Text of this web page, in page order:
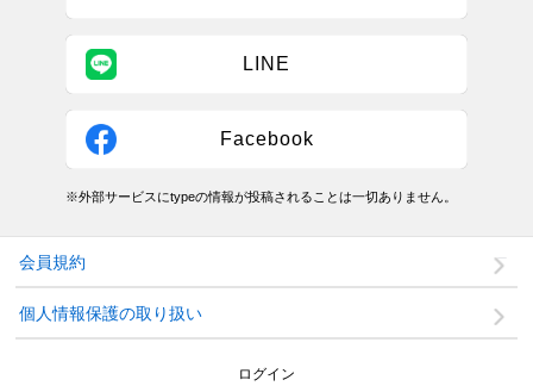
LINE
Facebook
※外部サービスにtypeの情報が投稿されることは一切ありません。
会員規約
個人情報保護の取り扱い
ログイン